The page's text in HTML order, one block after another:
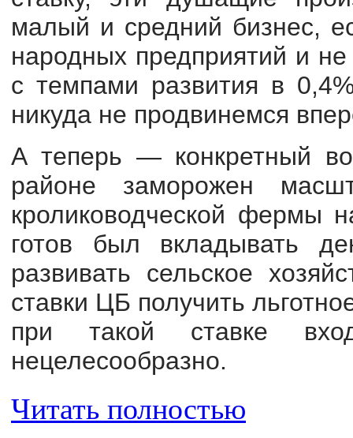
малый и средний бизнес,
народных предприятий и
с темпами развития в
никуда не продвинемся
А теперь — конкретный
районе заморожен
кролиководческой фермы
готов был вкладывать
развивать сельское
ставки ЦБ получить
при такой ставке
нецелесообразно.
Читать полностью